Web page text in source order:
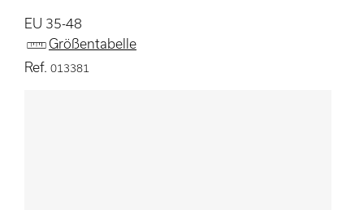
EU 35-48
Größentabelle
Ref. 013381